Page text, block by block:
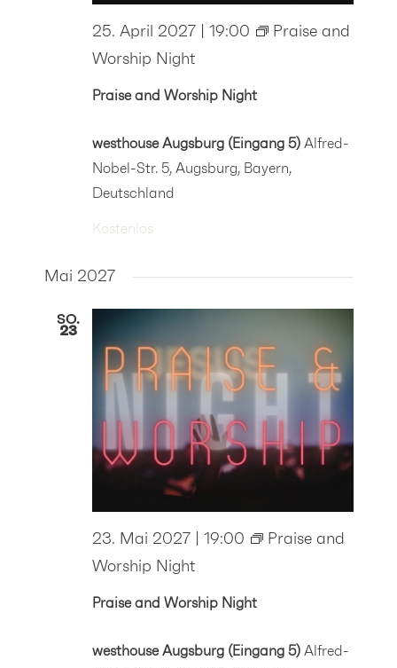
Praise and Worship Night
25. April 2027 | 19:00
Praise and
Worship Night
westhouse Augsburg (Eingang 5) Alfred-
Nobel-Str. 5, Augsburg, Bayern,
Deutschland
Kostenlos
Mai 2027
SO.
23
Praise and Worship Night
23. Mai 2027 | 19:00
Praise and
Worship Night
westhouse Augsburg (Eingang 5) Alfred-